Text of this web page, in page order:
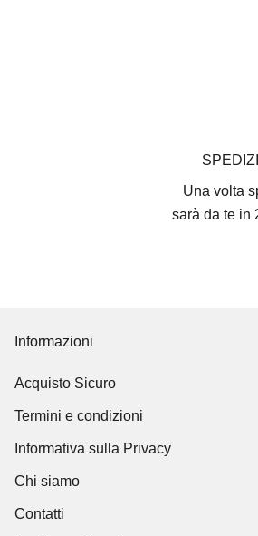
Una volta
sarà da te in
Informazioni
Acquisto Sicuro
Termini e condizioni
Informativa sulla Privacy
Chi siamo
Contatti